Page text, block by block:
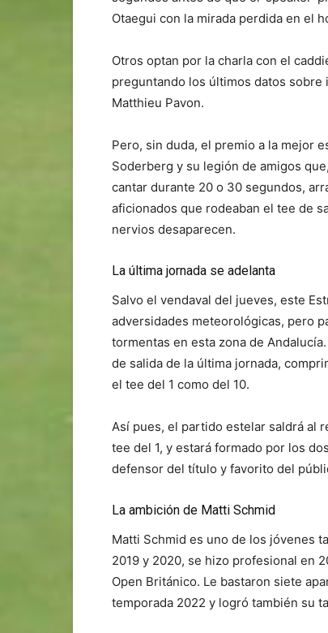
Otaegui con la mirada perdida en el
Otros optan por la charla con el
preguntando los últimos datos
Matthieu Pavon.
Pero, sin duda, el premio a la mejor
Soderberg y su legión de amigos
cantar durante 20 o 30 segundos,
aficionados que rodeaban el tee de
nervios desaparecen.
La última jornada se adelanta
Salvo el vendaval del jueves, este
adversidades meteorológicas, pero
tormentas en esta zona de
de salida de la última jornada,
el tee del 1 como del 10.
Así pues, el partido estelar saldrá al
tee del 1, y estará formado por los
defensor del título y favorito del
La ambición de Matti Schmid
Matti Schmid es uno de los jóvenes
2019 y 2020, se hizo profesional en
Open Británico. Le bastaron siete
temporada 2022 y logró también su